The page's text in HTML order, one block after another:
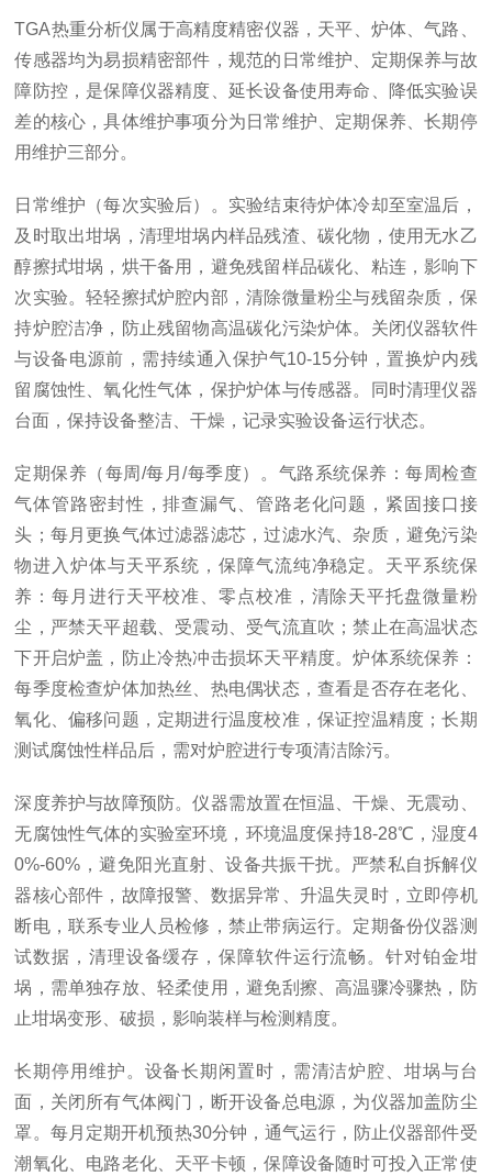
TGA热重分析仪属于高精度精密仪器，天平、炉体、气路、
传感器均为易损精密部件，规范的日常维护、定期保养与故
障防控，是保障仪器精度、延长设备使用寿命、降低实验误
差的核心，具体维护事项分为日常维护、定期保养、长期停
用维护三部分。
日常维护（每次实验后）。实验结束待炉体冷却至室温后，
及时取出坩埚，清理坩埚内样品残渣、碳化物，使用无水乙
醇擦拭坩埚，烘干备用，避免残留样品碳化、粘连，影响下
次实验。轻轻擦拭炉腔内部，清除微量粉尘与残留杂质，保
持炉腔洁净，防止残留物高温碳化污染炉体。关闭仪器软件
与设备电源前，需持续通入保护气10-15分钟，置换炉内残
留腐蚀性、氧化性气体，保护炉体与传感器。同时清理仪器
台面，保持设备整洁、干燥，记录实验设备运行状态。
定期保养（每周/每月/每季度）。气路系统保养：每周检查
气体管路密封性，排查漏气、管路老化问题，紧固接口接
头；每月更换气体过滤器滤芯，过滤水汽、杂质，避免污染
物进入炉体与天平系统，保障气流纯净稳定。天平系统保
养：每月进行天平校准、零点校准，清除天平托盘微量粉
尘，严禁天平超载、受震动、受气流直吹；禁止在高温状态
下开启炉盖，防止冷热冲击损坏天平精度。炉体系统保养：
每季度检查炉体加热丝、热电偶状态，查看是否存在老化、
氧化、偏移问题，定期进行温度校准，保证控温精度；长期
测试腐蚀性样品后，需对炉腔进行专项清洁除污。
深度养护与故障预防。仪器需放置在恒温、干燥、无震动、
无腐蚀性气体的实验室环境，环境温度保持18-28℃，湿度4
0%-60%，避免阳光直射、设备共振干扰。严禁私自拆解仪
器核心部件，故障报警、数据异常、升温失灵时，立即停机
断电，联系专业人员检修，禁止带病运行。定期备份仪器测
试数据，清理设备缓存，保障软件运行流畅。针对铂金坩
埚，需单独存放、轻柔使用，避免刮擦、高温骤冷骤热，防
止坩埚变形、破损，影响装样与检测精度。
长期停用维护。设备长期闲置时，需清洁炉腔、坩埚与台
面，关闭所有气体阀门，断开设备总电源，为仪器加盖防尘
罩。每月定期开机预热30分钟，通气运行，防止仪器部件受
潮氧化、电路老化、天平卡顿，保障设备随时可投入正常使